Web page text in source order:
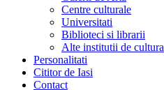
Centre culturale
Universitati
Biblioteci si librarii
Alte institutii de cultura
Personalitati
Cititor de Iasi
Contact